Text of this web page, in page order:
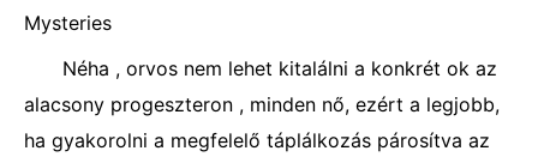
Mysteries
Néha , orvos nem lehet kitalálni a konkrét ok az
alacsony progeszteron , minden nő, ezért a legjobb,
ha gyakorolni a megfelelő táplálkozás párosítva az